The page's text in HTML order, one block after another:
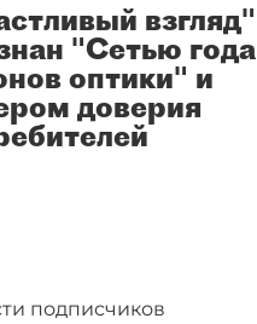
взгляд"
"Сетью года
оптики" и
доверия
подписчиков